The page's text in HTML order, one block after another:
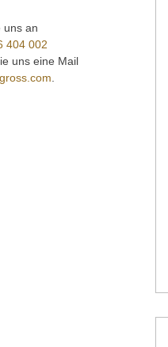
uns an
404 002
uns eine Mail